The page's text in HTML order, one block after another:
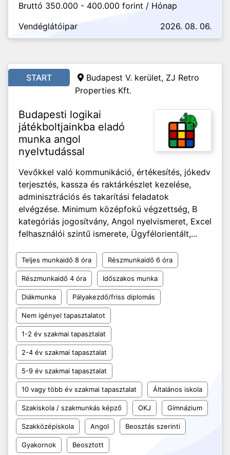
Bruttó 350.000 - 400.000 forint / Hónap
Vendéglátóipar
2026. 08. 06.
START
Budapest V. kerület, ZJ Retro
Properties Kft.
Budapesti logikai
játékboltjainkba eladó
munka angol
nyelvtudással
Vevőkkel való kommunikáció, értékesítés, jókedv
terjesztés, kassza és raktárkészlet kezelése,
adminisztrációs és takarítási feladatok
elvégzése. Minimum középfokú végzettség, B
kategóriás jogosítvány, Angol nyelvismeret, Excel
felhasználói szintű ismerete, Ügyfélorientált,...
Teljes munkaidő 8 óra Részmunkaidő 6 óra
Részmunkaidő 4 óra Időszakos munka
Diákmunka Pályakezdő/friss diplomás
Nem igényel tapasztalatot
1-2 év szakmai tapasztalat
2-4 év szakmai tapasztalat
5-9 év szakmai tapasztalat
10 vagy több év szakmai tapasztalat Általános iskola
Szakiskola / szakmunkás képző OKJ Gimnázium
Szakközépiskola Angol Beosztás szerinti
Gyakornok Beosztott